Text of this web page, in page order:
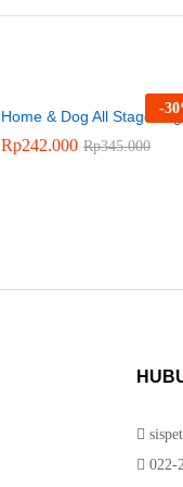
-30
Home & Dog All Stage 5kg
Rp242.000 Rp345.000
022-